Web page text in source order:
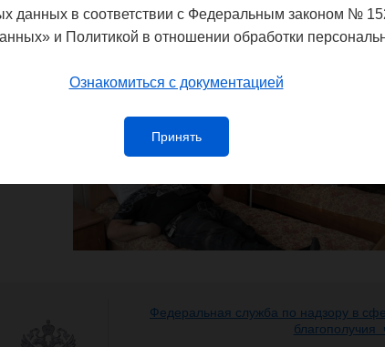
встречи доктор Перфилова К.М. ответила на
по профилактике респираторных инфекций и
Федеральная служба по надзору в
благополучия
данных в соответствии с Федеральным законом №
и Политикой в отношении обработки
Ознакомиться с документацией
Принять